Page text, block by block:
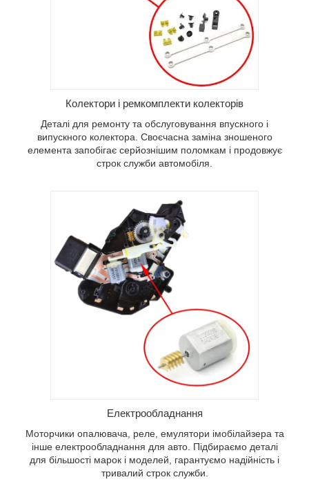
Колектори і ремкомплекти колекторів
Деталі для ремонту та обслуговування впускного і
випускного колектора. Своєчасна заміна зношеного
елемента запобігає серйознішим поломкам і продовжує
строк служби автомобіля.
Електрообладнання
Моторчики опалювача, реле, емулятори імобілайзера та
інше електрообладнання для авто. Підбираємо деталі
для більшості марок і моделей, гарантуємо надійність і
тривалий строк служби.